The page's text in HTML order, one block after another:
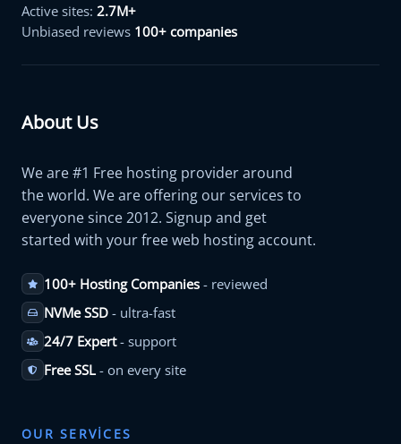
Active sites: 2.7M+
Unbiased reviews 100+ companies
About Us
We are #1 Free hosting provider around
the world. We are offering our services to
everyone since 2012. Signup and get
started with your free web hosting account.
100+ Hosting Companies- reviewed
NVMe SSD- ultra-fast
24/7 Expert- support
Free SSL- on every site
OUR SERVICES